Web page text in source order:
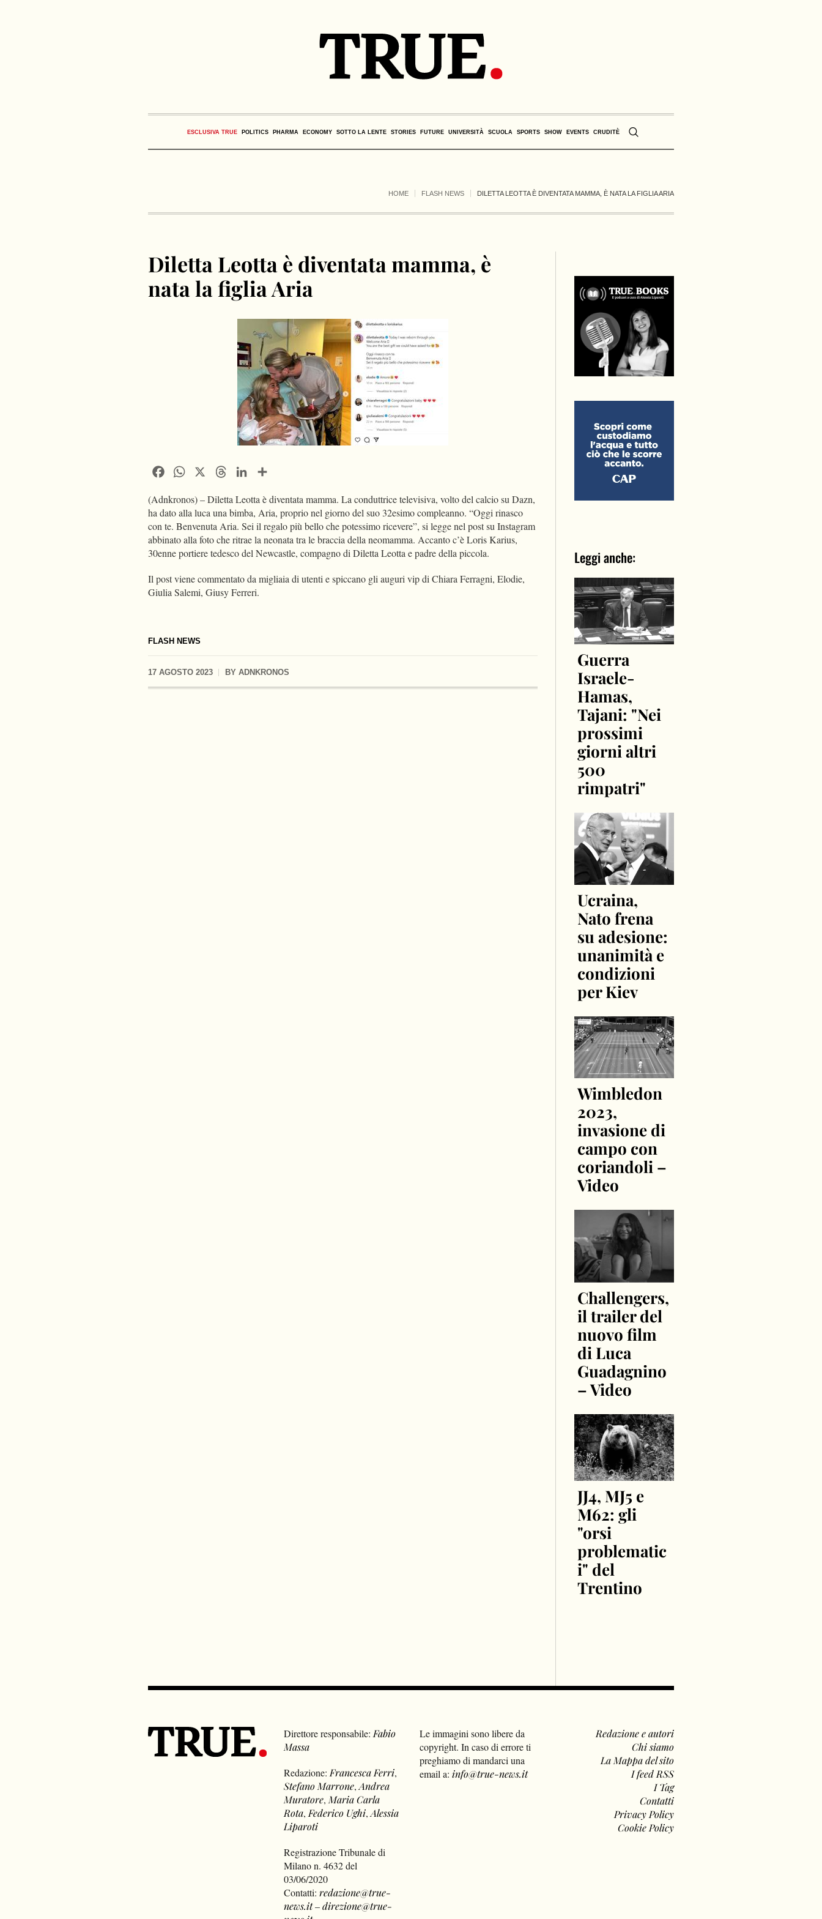
ESCLUSIVA TRUE POLITICS PHARMA ECONOMY SOTTO LA LENTE STORIES FUTURE UNIVERSITÀ SCUOLA SPORTS SHOW EVENTS CRUDITÈ
HOME FLASH NEWS DILETTA LEOTTA È DIVENTATA MAMMA, È NATA LA FIGLIA ARIA
FLASH NEWS
Diletta Leotta è diventata mamma, è
nata la figlia Aria
17 AGOSTO 2023 BY ADNKRONOS
FacebookWhatsApp ThreadsLinkedIn
(Adnkronos) – Diletta Leotta è diventata mamma. La conduttrice televisiva, volto del calcio su Dazn,
ha dato alla luca una bimba, Aria, proprio nel giorno del suo 32esimo compleanno. “Oggi rinasco
con te. Benvenuta Aria. Sei il regalo più bello che potessimo ricevere”, si legge nel post su Instagram
abbinato alla foto che ritrae la neonata tra le braccia della neomamma. Accanto c’è Loris Karius,
30enne portiere tedesco del Newcastle, compagno di Diletta Leotta e padre della piccola.
Il post viene commentato da migliaia di utenti e spiccano gli auguri vip di Chiara Ferragni, Elodie,
Giulia Salemi, Giusy Ferreri.
Leggi anche:
Guerra
Israele-
Hamas,
Tajani: "Nei
prossimi
giorni altri
500
rimpatri"
Ucraina,
Nato frena
su adesione:
unanimità e
condizioni
per Kiev
Wimbledon
2023,
invasione di
campo con
coriandoli –
Video
Challengers,
il trailer del
nuovo film
di Luca
Guadagnino
– Video
JJ4, MJ5 e
M62: gli
"orsi
problematic
i" del
Trentino
Direttore responsabile: Fabio
Massa
Redazione: Francesca Ferri,
Stefano Marrone,Andrea
Muratore, Maria Carla
Rota, Federico Ughi,Alessia
Liparoti
Registrazione Tribunale di
Milano n. 4632 del
03/06/2020
Contatti:redazione@true-
news.it–direzione@true-
Le immagini sono libere da
copyright. In caso di errore ti
preghiamo di mandarci una
email a: info@true-news.it
Redazione e autori
Chi siamo
La Mappa del sito
I feed RSS
I Tag
Contatti
Privacy Policy
Cookie Policy